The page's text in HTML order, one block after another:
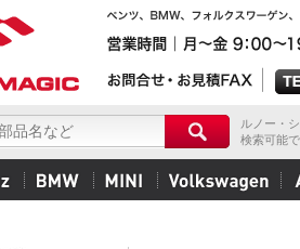
ルノー・
検索可能